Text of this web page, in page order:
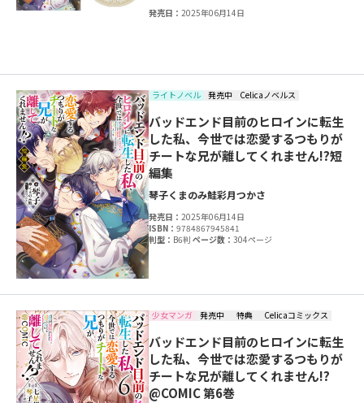
発売日：2025年06月14日
ライトノベル 発売中 Celicaノベルス
バッドエンド目前のヒロインに転生
した私、今世では恋愛するつもりが
チートな兄が離してくれません!?短
編集
琴子くまのみ鮭彩月つかさ
発売日：2025年06月14日
ISBN：9784867945841
判型： B6判ページ数：304ページ
少女マンガ 発売中 特典 Celicaコミックス
バッドエンド目前のヒロインに転生
した私、今世では恋愛するつもりが
チートな兄が離してくれません!?
@COMIC 第6巻